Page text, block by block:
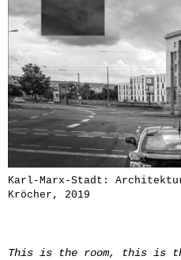
Karl-Marx-Stadt:
Kröcher, 2019
This is the room, this is